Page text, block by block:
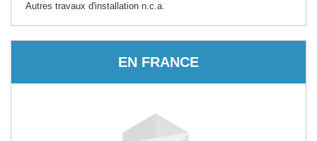
Autres travaux d'installation n.c.a.
EN FRANCE